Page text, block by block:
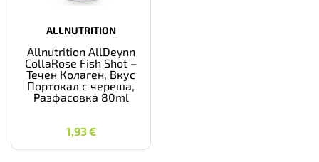
ALLNUTRITION
Allnutrition AllDeynn
CollaRose Fish Shot –
Течен Колаген, Вкус
Портокал с череша,
Разфасовка 80ml
1,93€
1,93 €